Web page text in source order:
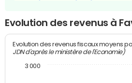
Evolution des revenus à
Evolution des revenus fiscaux moyens
JDN d'après le ministère de l'Economie)
3 000